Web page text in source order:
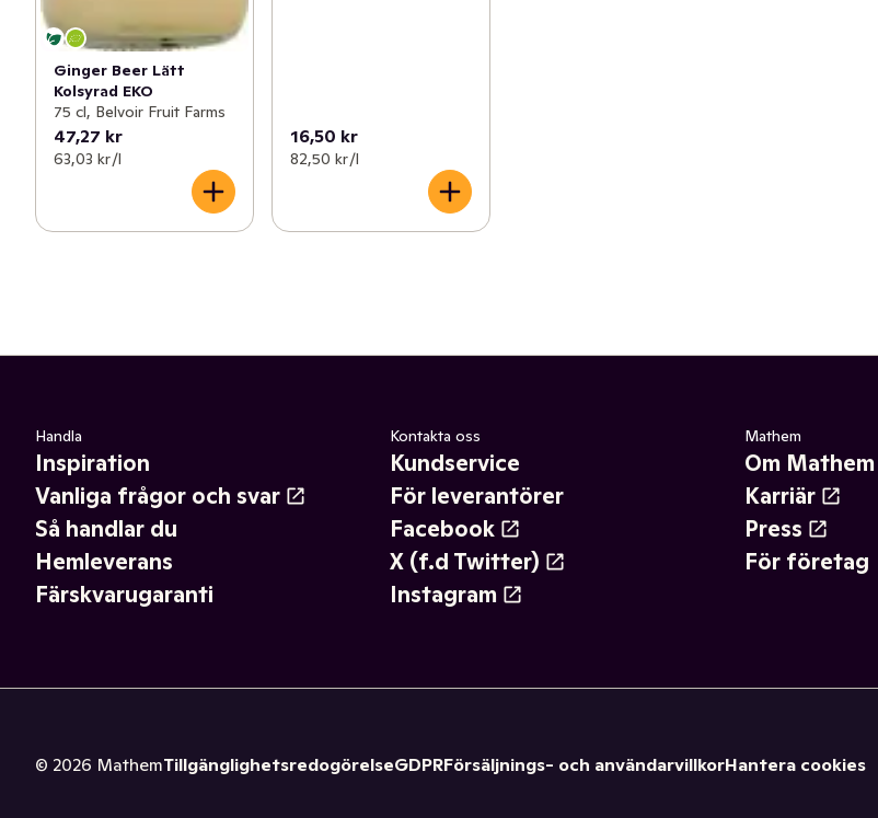
Ginger Beer Lätt
Kolsyrad EKO
75 cl, Belvoir Fruit Farms
47,27 kr
63,03 kr /l
16,50 kr
82,50 kr /l
Handla
Inspiration
Vanliga frågor och svar
Så handlar du
Hemleverans
Färskvarugaranti
Kontakta oss
Kundservice
För leverantörer
Facebook
X (f.d Twitter)
Instagram
Mathem
Om Mathem
Karriär
Press
För företag
© 2026 MathemTillgänglighetsredogörelseGDPRFörsäljnings- och användarvillkorHantera cookies